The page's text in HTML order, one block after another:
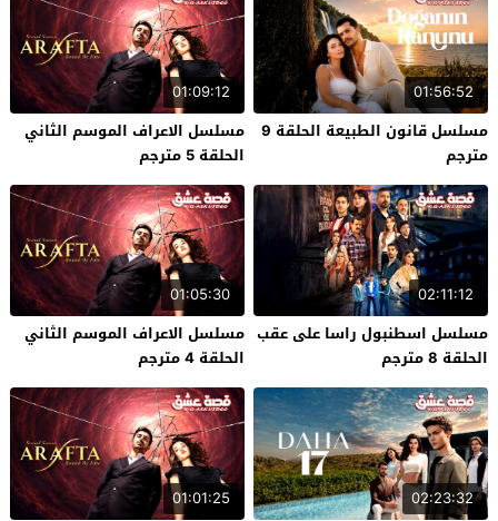
01:56:52
مسلسل قانون الطبيعة الحلقة 9
مترجم
01:09:12
مسلسل الاعراف الموسم الثاني
الحلقة 5 مترجم
02:11:12
مسلسل اسطنبول راسا على عقب
الحلقة 8 مترجم
01:05:30
مسلسل الاعراف الموسم الثاني
الحلقة 4 مترجم
02:23:32
01:01:25